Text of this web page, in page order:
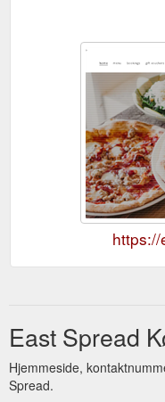
East Spread
Hjemmeside,
Spread.